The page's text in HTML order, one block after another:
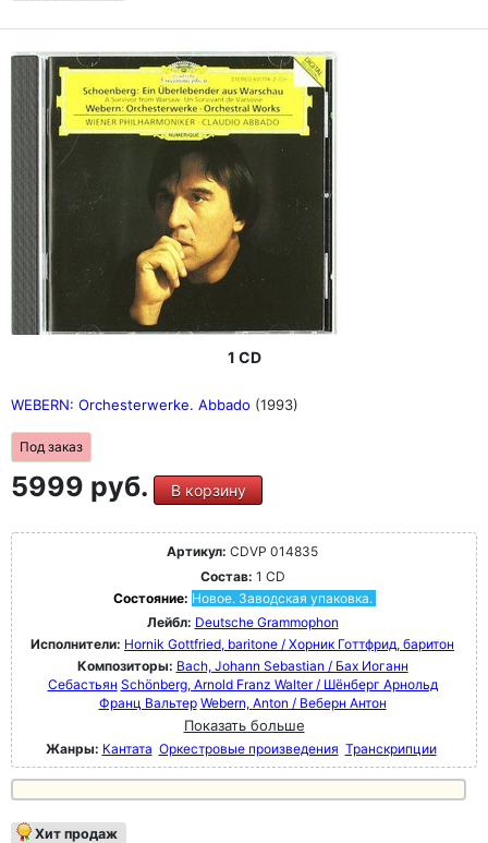
1 CD
WEBERN: Orchesterwerke. Abbado (1993)
Под заказ
5999 руб. В корзину
Артикул: CDVP 014835
Состав: 1 CD
Состояние: Новое. Заводская упаковка.
Лейбл: Deutsche Grammophon
Исполнители: Hornik Gottfried, baritone / Хорник Готтфрид, баритон
Композиторы: Bach, Johann Sebastian / Бах Иоганн
Себастьян Schönberg, Arnold Franz Walter / Шёнберг Арнольд
Франц Вальтер Webern, Anton / Веберн Антон
Показать больше
Жанры: Кантата Оркестровые произведения Транскрипции
Хит продаж